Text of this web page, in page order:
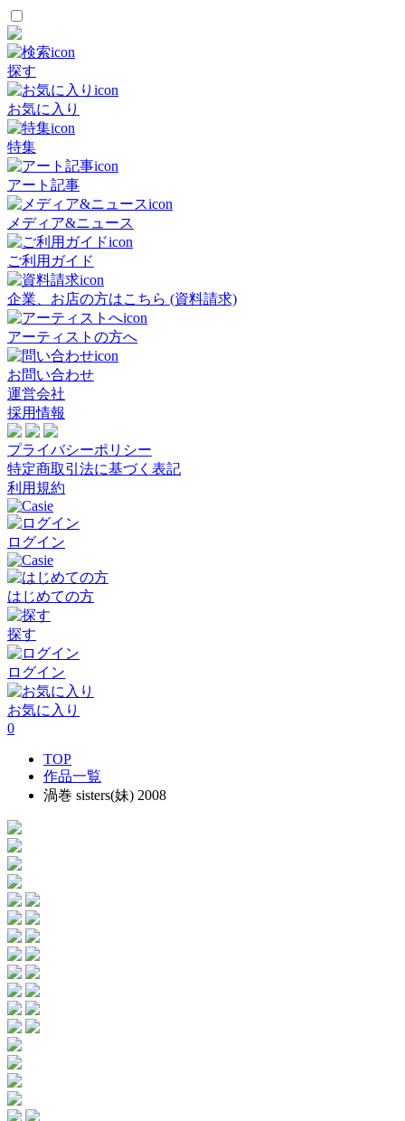
探す
お気に入り
特集
アート記事
メディア&ニュース
ご利用ガイド
企業、お店の方はこちら (資料請求)
アーティストの方へ
お問い合わせ
運営会社
採用情報
プライバシーポリシー
特定商取引法に基づく表記
利用規約
ログイン
はじめての方
探す
ログイン
お気に入り
0
TOP
作品一覧
渦巻 sisters(妹) 2008